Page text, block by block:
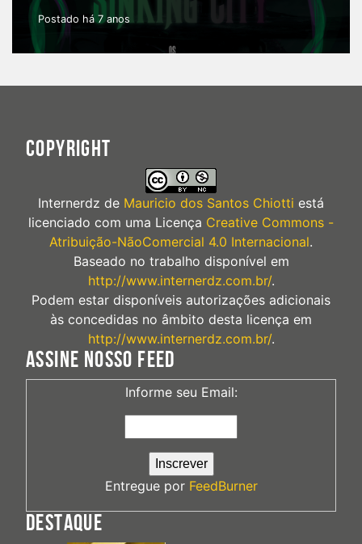
Postado há 7 anos
COPYRIGHT
Internerdz de Mauricio dos Santos Chiotti está
licenciado com uma Licença Creative Commons -
Atribuição-NãoComercial 4.0 Internacional.
Baseado no trabalho disponível em
http://www.internerdz.com.br/.
Podem estar disponíveis autorizações adicionais
às concedidas no âmbito desta licença em
http://www.internerdz.com.br/.
ASSINE NOSSO FEED
Informe seu Email:
Entregue por FeedBurner
DESTAQUE